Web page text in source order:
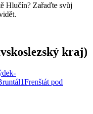
Hlučín? Zařaďte svůj
kraj)
1Frenštát pod